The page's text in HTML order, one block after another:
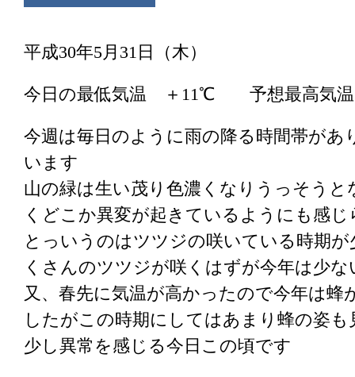
平成30年5月31日（木）
今日の最低気温 ＋11℃ 予想最高
今週は毎日のように雨の降る時間帯が
います
山の緑は生い茂り色濃くなりうっそう
くどこか異変が起きているようにも感じ
とっいうのはツツジの咲いている時期
くさんのツツジが咲くはずが今年は少
又、春先に気温が高かったので今年は
したがこの時期にしてはあまり蜂の姿も
少し異常を感じる今日この頃です